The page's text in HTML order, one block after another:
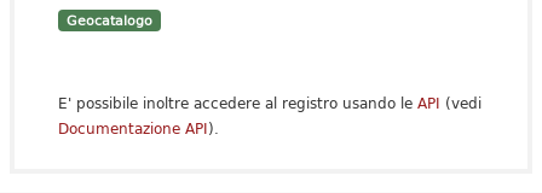
Geocatalogo
E' possibile inoltre accedere al registro usando le API (vedi
Documentazione API).